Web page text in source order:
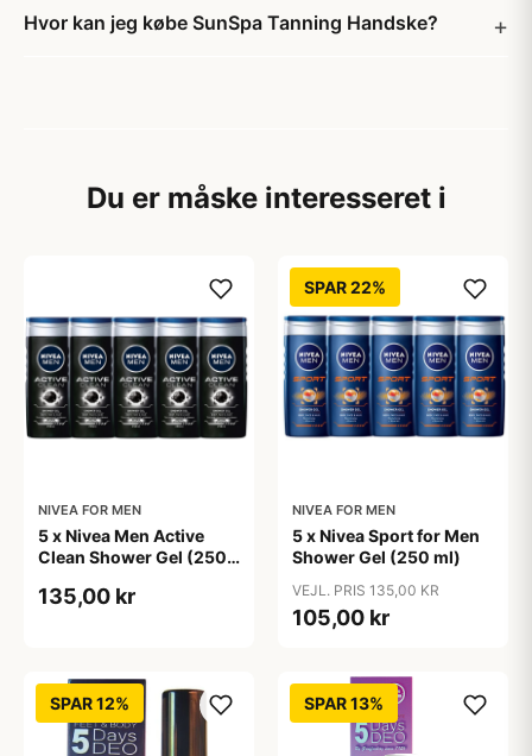
Hvor kan jeg købe SunSpa Tanning Handske?
Du er måske interesseret i
NIVEA FOR MEN
5 x Nivea Men Active
Clean Shower Gel (250
135,00 kr
SPAR 22%
NIVEA FOR MEN
5 x Nivea Sport for Men
Shower Gel (250 ml)
VEJL. PRIS 135,00 KR
105,00 kr
SPAR 12% SPAR 13%